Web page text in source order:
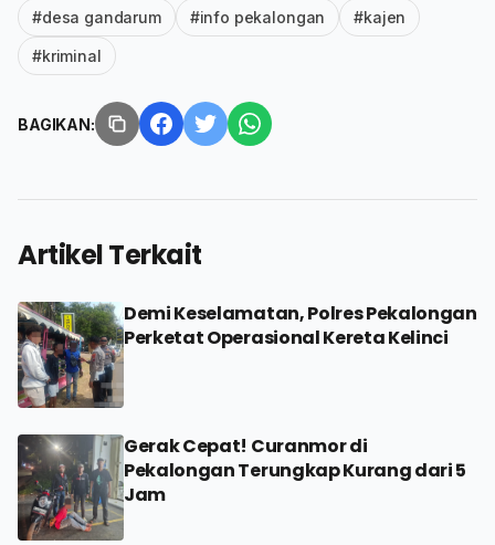
#desa gandarum #info pekalongan #kajen
#kriminal
BAGIKAN:
Artikel Terkait
Demi Keselamatan, Polres Pekalongan
Perketat Operasional Kereta Kelinci
Gerak Cepat! Curanmor di
Pekalongan Terungkap Kurang dari 5
Jam